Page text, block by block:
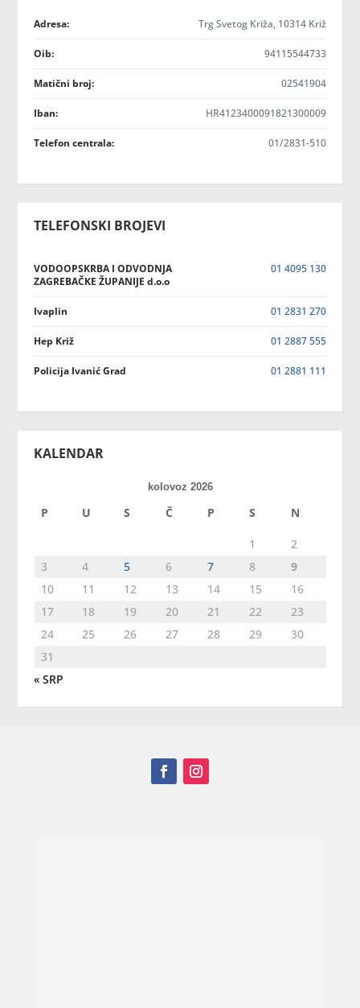
Adresa: Trg Svetog Križa, 10314 Križ
Oib: 94115544733
Matični broj: 02541904
Iban: HR4123400091821300009
Telefon centrala: 01/2831-510
TELEFONSKI BROJEVI
VODOOPSKRBA I ODVODNJA
ZAGREBAČKE ŽUPANIJE d.o.o
01 4095 130
Ivaplin 01 2831 270
Hep Križ 01 2887 555
Policija Ivanić Grad 01 2881 111
KALENDAR
kolovoz 2026
P U S Č P S N
1
2
3
4 5 6 7 8
9
10
11 12 13 14 15
16
17
18 19 20 21 22
23
24
25 26 27 28 29
30
31
« SRP